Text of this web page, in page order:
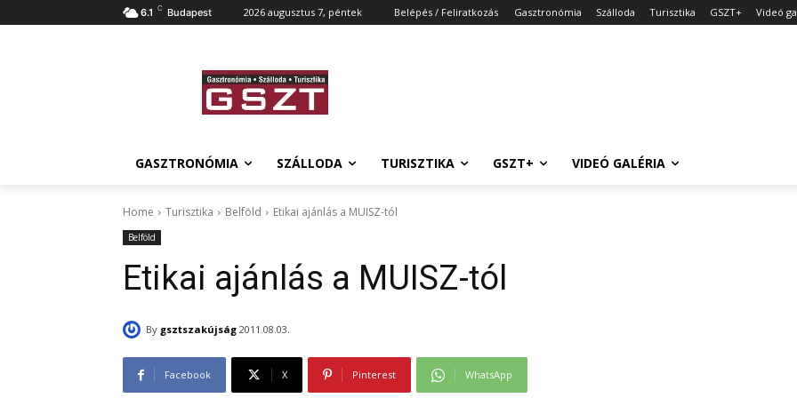
6.1 C Budapest 2026 augusztus 7, péntek Belépés / Feliratkozás Gasztronómia Szálloda Turisztika GSZT+ Videó
GASZTRONÓMIA SZÁLLODA TURISZTIKA GSZT+ VIDEÓ GALÉRIA
Home Turisztika Belföld Etikai ajánlás a MUISZ-tól
Belföld
Etikai ajánlás a MUISZ-tól
By gsztszakújság 2011.08.03.
Facebook X Pinterest WhatsApp